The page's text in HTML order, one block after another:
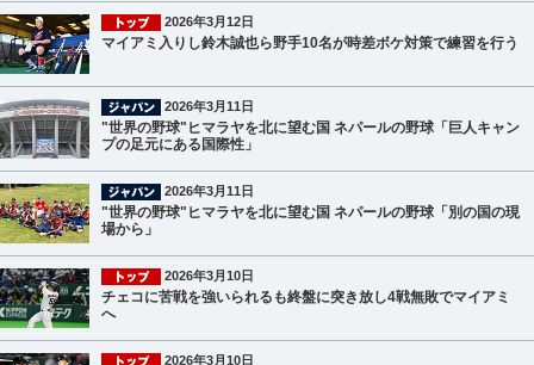
2026年3月12日
マイアミ入りし鈴木誠也ら野手10名が時差ボケ対策で練習を行う
2026年3月11日
"世界の野球"ヒマラヤを北に望む国 ネパールの野球「巨人キャン
プの足元にある国際性」
2026年3月11日
"世界の野球"ヒマラヤを北に望む国 ネパールの野球「別の国の現
場から」
2026年3月10日
チェコに苦戦を強いられるも終盤に突き放し4戦無敗でマイアミ
へ
2026年3月10日